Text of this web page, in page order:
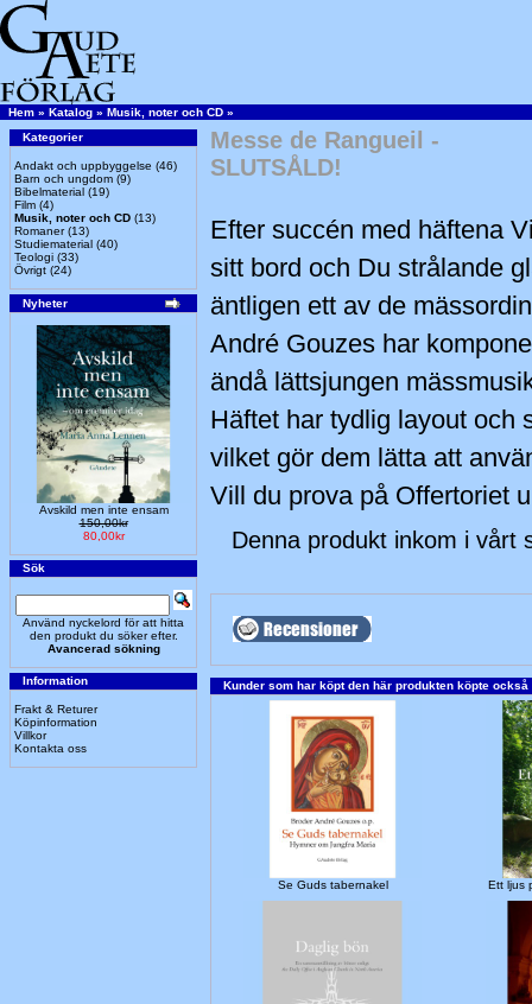
Hem » Katalog » Musik, noter och CD »
Kategorier
Andakt och uppbyggelse (46)
Barn och ungdom (9)
Bibelmaterial (19)
Film (4)
Musik, noter och CD (13)
Romaner(13)
Studiematerial (40)
Teologi (33)
Övrigt (24)
Nyheter
Avskild men inte ensam
150,00kr
80,00kr
Sök
Använd nyckelord för att hitta
den produkt du söker efter.
Avancerad sökning
Information
Frakt & Returer
Köpinformation
Villkor
Kontakta oss
Messe de Rangueil -
SLUTSÅLD!
Efter succén med häftena
sitt bord och Du strålande
äntligen ett av de
André Gouzes har
ändå lättsjungen
Häftet har tydlig layout och
vilket gör dem lätta att
Vill du prova på Offertoriet
Denna produkt inkom i vårt
Kunder som har köpt den här produkten köpte också
Se Guds tabernakel Ett ljus